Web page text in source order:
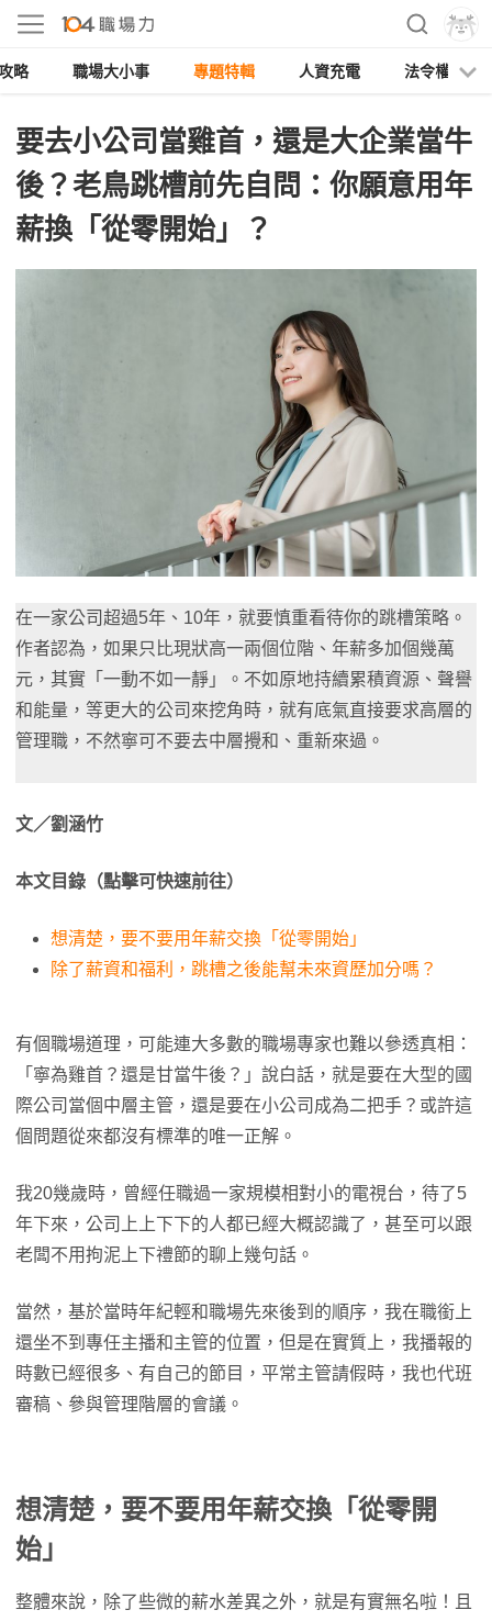
略 職場大小事 專題特輯 人資充電 法令權益
要去小公司當雞首，還是大企業當牛
後？老鳥跳槽前先自問：你願意用年
薪換「從零開始」？
在一家公司超過5年、10年，就要慎重看待你的跳槽策略。
作者認為，如果只比現狀高一兩個位階、年薪多加個幾萬
元，其實「一動不如一靜」。不如原地持續累積資源、聲譽
和能量，等更大的公司來挖角時，就有底氣直接要求高層的
管理職，不然寧可不要去中層攪和、重新來過。
文／劉涵竹
本文目錄（點擊可快速前往）
想清楚，要不要用年薪交換「從零開始」
除了薪資和福利，跳槽之後能幫未來資歷加分嗎？
有個職場道理，可能連大多數的職場專家也難以參透真相：
「寧為雞首？還是甘當牛後？」說白話，就是要在大型的國
際公司當個中層主管，還是要在小公司成為二把手？或許這
個問題從來都沒有標準的唯一正解。
我20幾歲時，曾經任職過一家規模相對小的電視台，待了5
年下來，公司上上下下的人都已經大概認識了，甚至可以跟
老闆不用拘泥上下禮節的聊上幾句話。
當然，基於當時年紀輕和職場先來後到的順序，我在職銜上
還坐不到專任主播和主管的位置，但是在實質上，我播報的
時數已經很多、有自己的節目，平常主管請假時，我也代班
審稿、參與管理階層的會議。
想清楚，要不要用年薪交換「從零開
始」
整體來說，除了些微的薪水差異之外，就是有實無名啦！且